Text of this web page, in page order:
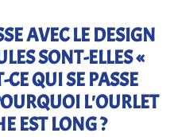
AVEC LE DESIGN
SONT-ELLES «
CE QUI SE PASSE
L'OURLET
EST LONG ?